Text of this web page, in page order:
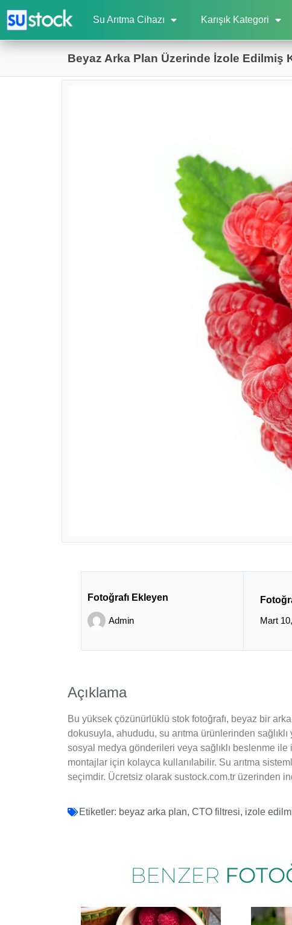
Su Arıtma Cihazı Karışık Kategori
Beyaz Arka Plan Üzerinde İzole Edilmiş
Fotoğrafı Ekleyen
Admin
Mart
Açıklama
Bu yüksek çözünürlüklü stok fotoğrafı, beyaz bir
dokusuyla, ahududu, su arıtma ürünlerinden
sosyal medya gönderileri veya sağlıklı beslenme
montajlar için kolayca kullanılabilir. Su arıtma
seçimdir. Ücretsiz olarak sustock.com.tr üzerinden
Etiketler: beyaz arka plan, CTO filtresi, izole
BENZER